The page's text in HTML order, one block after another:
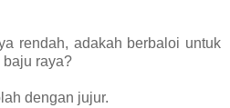
rendah, adakah berbaloi untuk
baju raya?
dengan jujur.